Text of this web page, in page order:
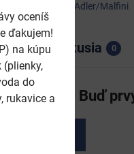
Adler/Malfini
0 Diskusia 0
Buď
oceníš
ďakujem!
na kúpu
do
rukavice a